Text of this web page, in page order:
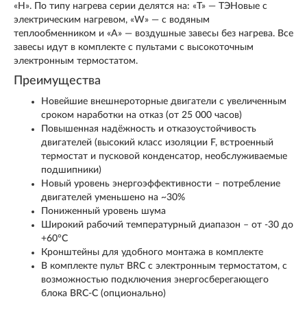
«H». По типу нагрева серии делятся на: «T» — ТЭНовые с
электрическим нагревом, «W» — с водяным
теплообменником и «А» — воздушные завесы без нагрева. Все
завесы идут в комплекте с пультами с высокоточным
электронным термостатом.
Преимущества
Новейшие внешнероторные двигатели с увеличенным
сроком наработки на отказ (от 25 000 часов)
Повышенная надёжность и отказоустойчивость
двигателей (высокий класс изоляции F, встроенный
термостат и пусковой конденсатор, необслуживаемые
подшипники)
Новый уровень энергоэффективности – потребление
двигателей уменьшено на ~30%
Пониженный уровень шума
Широкий рабочий температурный диапазон – от -30 до
+60°С
Кронштейны для удобного монтажа в комплекте
В комплекте пульт BRC с электронным термостатом, с
возможностью подключения энергосберегающего
блока BRC-C (опционально)